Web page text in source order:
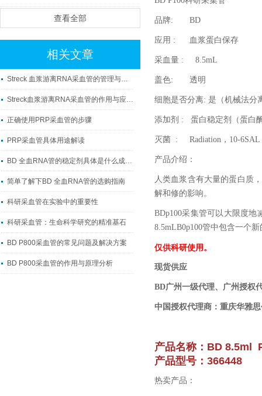
查看全部
相关文章
Streck 血浆游离RNA采血管的管理与使用
Streck血浆游离RNA采血管的作用与应用科普
正确使用PRP采血管的步骤
PRP采血管具体用途解读
BD 全血RNA管的稳定剂具体是什么成分？
简单了解下BD 全血RNA管的选购指南
科研采血管在实验中的重要性
科研采血管：生命科学研究的精准基石
BD P800采血管的常见问题及解决方案
BD P800采血管的作用与原理分析
品牌:
应用 : 血浆
采血量 :
盖色:
细胞是否分离: 是
添加剂 : 蛋白稳定剂（蛋白
灭菌 : Radiation，10-6SAL
产品介绍：
人类血浆含有大量的蛋白质
解和修的影响。
BDp100采集管可以大限度
8.5mLB0p100管中包含一个
仅供科研使用。
现货供应
BD广州一级代理、广州授权
中国授权代理商：重庆华雅
产品名称：BD 8.5ml
产品型号：366448
热卖产品：